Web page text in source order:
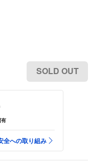
SOLD OUT
全への取り組み